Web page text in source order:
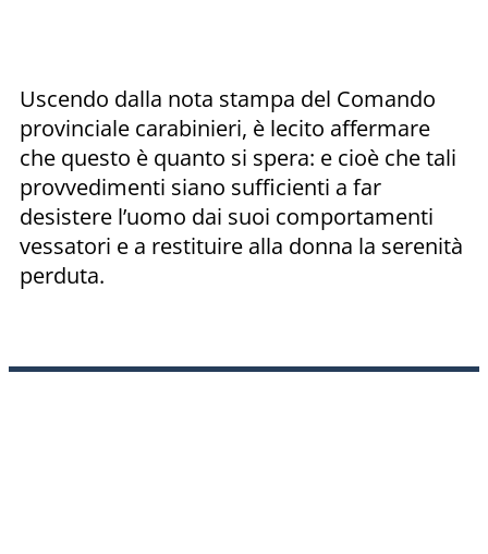
Uscendo dalla nota stampa del Comando
provinciale carabinieri, è lecito affermare
che questo è quanto si spera: e cioè che tali
provvedimenti siano sufficienti a far
desistere l’uomo dai suoi comportamenti
vessatori e a restituire alla donna la serenità
perduta.